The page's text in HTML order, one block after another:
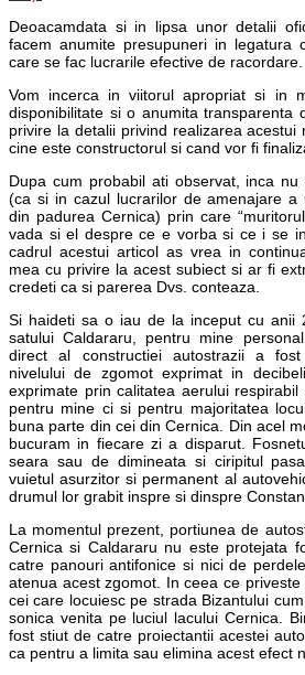
Deoacamdata si in lipsa unor detalii
facem anumite presupuneri in legatura
care se fac lucrarile efective de racordare.
Vom incerca in viitorul apropriat si in
disponibilitate si o anumita transparenta
privire la detalii privind realizarea acestui
cine este constructorul si cand vor fi
Dupa cum probabil ati observat, inca
(ca si in cazul lucrarilor de amenajare a
din padurea Cernica) prin care
vada si el despre ce e vorba si ce i se
cadrul acestui articol as vrea in
mea cu privire la acest subiect si ar fi
credeti ca si parerea Dvs. conteaza.
Si haideti sa o iau de la inceput cu anii
satului Caldararu, pentru mine
direct al constructiei autostrazii a
nivelului de zgomot exprimat in
exprimate prin calitatea aerului
pentru mine ci si pentru majoritatea
buna parte din cei din Cernica. Din acel
bucuram in fiecare zi a disparut.
seara sau de dimineata si ciripitul
vuietul asurzitor si permanent al
drumul lor grabit inspre si dinspre
La momentul prezent, portiunea de
Cernica si Caldararu nu este protejata
catre panouri antifonice si nici de
atenua acest zgomot. In ceea ce
cei care locuiesc pe strada Bizantului
sonica venita pe luciul lacului Cernica.
fost stiut de catre proiectantii acestei
ca pentru a limita sau elimina acest efect